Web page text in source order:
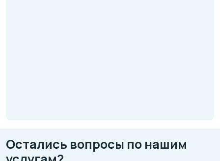
Остались вопросы по нашим